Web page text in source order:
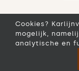
© 2026
Cookies?
mogelijk,
analytische en